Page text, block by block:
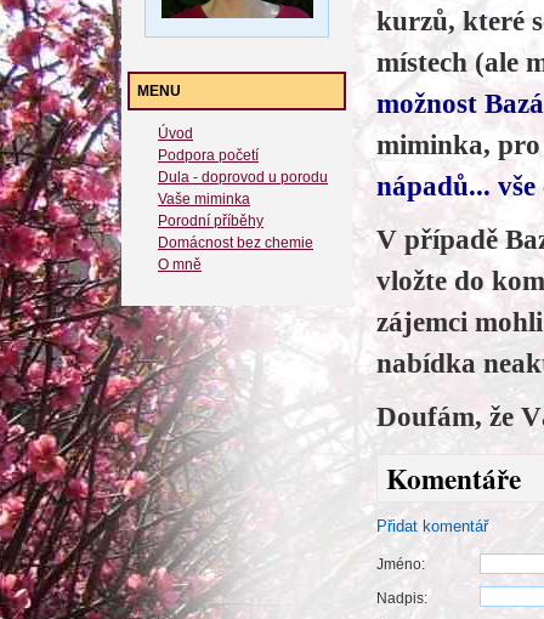
MENU
Úvod
Podpora početí
Dula - doprovod u porodu
Vaše miminka
Porodní příběhy
Domácnost bez chemie
O mně
kurzů, které
místech (ale
možnost
miminka,
nápadů...
V případě
vložte do
zájemci
nabídka
Doufám, že
Komentáře
Přidat komentář
Jméno:
Nadpis: